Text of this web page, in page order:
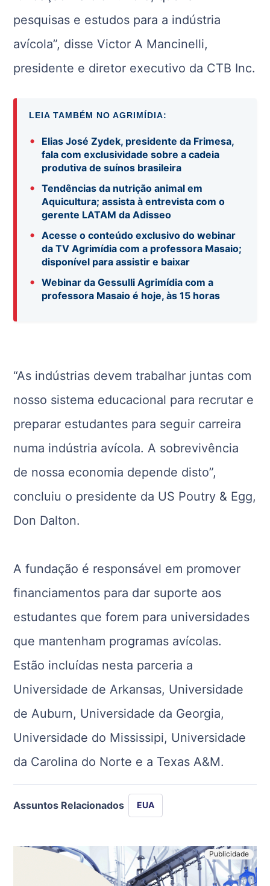
pesquisas e estudos para a indústria
avícola”, disse Victor A Mancinelli,
presidente e diretor executivo da CTB Inc.
LEIA TAMBÉM NO AGRIMÍDIA:
•
Elias José Zydek, presidente da Frimesa,
fala com exclusividade sobre a cadeia
produtiva de suínos brasileira
•
Tendências da nutrição animal em
Aquicultura; assista à entrevista com o
gerente LATAM da Adisseo
•
Acesse o conteúdo exclusivo do webinar
da TV Agrimídia com a professora Masaio;
disponível para assistir e baixar
•
Webinar da Gessulli Agrimídia com a
professora Masaio é hoje, às 15 horas
“As indústrias devem trabalhar juntas com
nosso sistema educacional para recrutar e
preparar estudantes para seguir carreira
numa indústria avícola. A sobrevivência
de nossa economia depende disto”,
concluiu o presidente da US Poutry & Egg,
Don Dalton.
A fundação é responsável em promover
financiamentos para dar suporte aos
estudantes que forem para universidades
que mantenham programas avícolas.
Estão incluídas nesta parceria a
Universidade de Arkansas, Universidade
de Auburn, Universidade da Georgia,
Universidade do Mississipi, Universidade
da Carolina do Norte e a Texas A&M.
Assuntos Relacionados EUA